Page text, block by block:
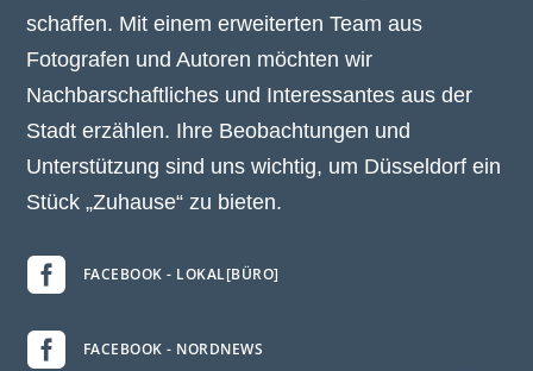
schaffen. Mit einem erweiterten Team aus
Fotografen und Autoren möchten wir
Nachbarschaftliches und Interessantes aus der
Stadt erzählen. Ihre Beobachtungen und
Unterstützung sind uns wichtig, um Düsseldorf ein
Stück „Zuhause“ zu bieten.
 FACEBOOK - LOKAL[BÜRO]
 FACEBOOK - NORDNEWS